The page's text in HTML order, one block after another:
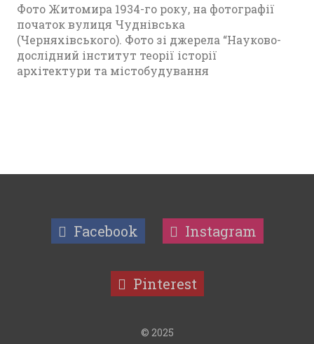
Фото Житомира 1934-го року, на фотографії
початок вулиця Чуднівська
(Черняхівського). Фото зі джерела “Науково-
дослідний інститут теорії історії
архітектури та містобудування
Facebook Instagram
Pinterest
© 2025